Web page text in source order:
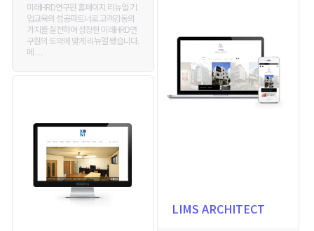
미래HRD연구원 홈페이지 리뉴얼 기
업교육의 성공파트너로 고객감동의
가치를 실천하며 성장한 미래HRD연
구원의 도약에 맞게 리뉴얼 됐습니다.
메 . . .
LIMS ARCHITECT